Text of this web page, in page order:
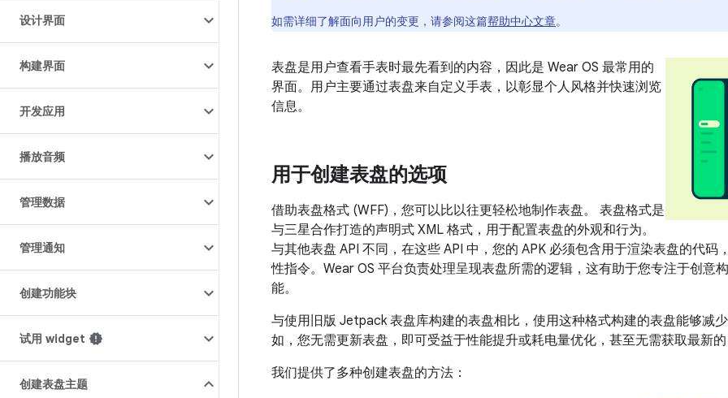
设计界面
构建界面
开发应用
播放音频
管理数据
管理通知
创建功能块
试用 widget
创建表盘主题
如需详细了解面向用户的变更，请参阅这篇帮助中心文章。
表盘是用户查看手表时最先看到的内容，因此是 Wear OS 最常用的
界面。用户主要通过表盘来自定义手表，以彰显个人风格并快速浏览
信息。
用于创建表盘的选项
借助表盘格式 (WFF)，您可以比以往更轻松地制作表盘。 表盘格式是
与三星合作打造的声明式 XML 格式，用于配置表盘的外观和行为。
与其他表盘 API 不同，在这些 API 中，您的 APK 必须包含用于渲染表盘的代码
性指令。Wear OS 平台负责处理呈现表盘所需的逻辑，这有助于您专注于创意
能。
与使用旧版 Jetpack 表盘库构建的表盘相比，使用这种格式构建的表盘能够减
如，您无需更新表盘，即可受益于性能提升或耗电量优化，甚至无需获取最新
我们提供了多种创建表盘的方法：